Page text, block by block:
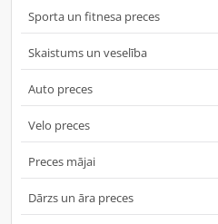
Sporta un fitnesa preces
Skaistums un veselība
Auto preces
Velo preces
Preces mājai
Dārzs un āra preces